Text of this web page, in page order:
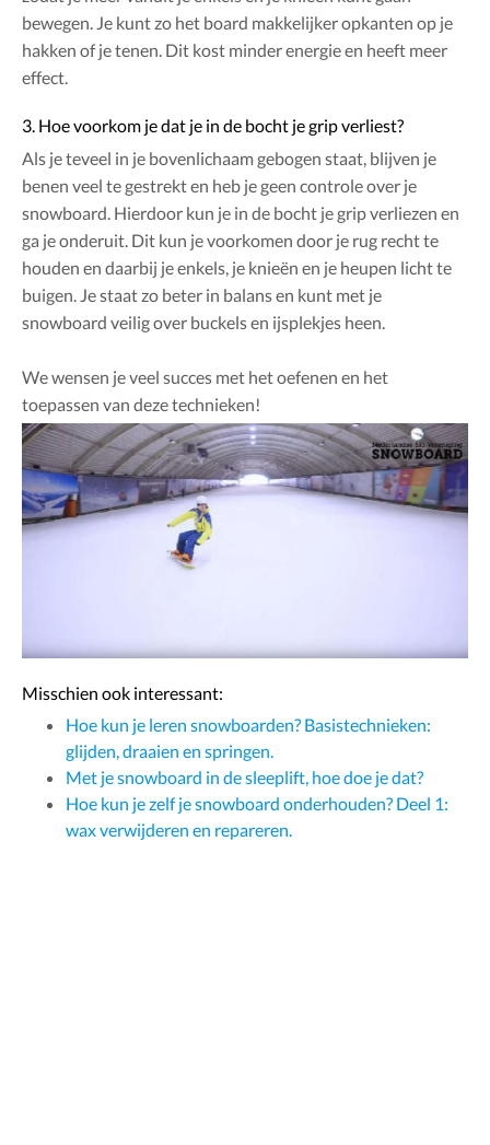
bewegen. Je kunt zo het board makkelijker opkanten op je
hakken of je tenen. Dit kost minder energie en heeft meer
effect.
3. Hoe voorkom je dat je in de bocht je grip verliest?
Als je teveel in je bovenlichaam gebogen staat, blijven je
benen veel te gestrekt en heb je geen controle over je
snowboard. Hierdoor kun je in de bocht je grip verliezen en
ga je onderuit. Dit kun je voorkomen door je rug recht te
houden en daarbij je enkels, je knieën en je heupen licht te
buigen. Je staat zo beter in balans en kunt met je
snowboard veilig over buckels en ijsplekjes heen.
We wensen je veel succes met het oefenen en het
toepassen van deze technieken!
Misschien ook interessant:
Hoe kun je leren snowboarden? Basistechnieken:
glijden, draaien en springen.
Met je snowboard in de sleeplift, hoe doe je dat?
Hoe kun je zelf je snowboard onderhouden? Deel 1:
wax verwijderen en repareren.